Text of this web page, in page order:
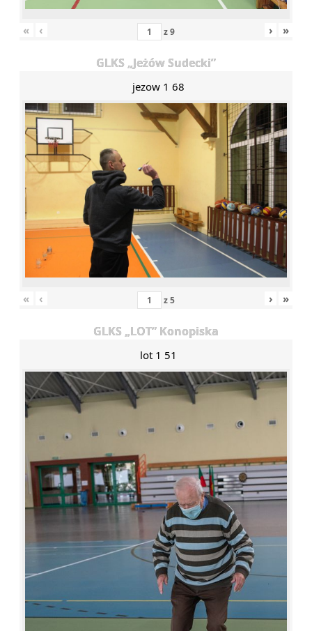
« ‹ z9 › »
GLKS „Jeżów Sudecki”
jezow 1 68
« ‹ z5 › »
GLKS „LOT” Konopiska
lot 1 51